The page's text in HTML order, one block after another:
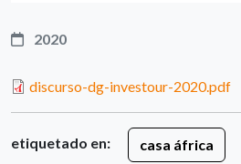
2020
discurso-dg-investour-2020.pdf
etiquetado en: casa áfrica